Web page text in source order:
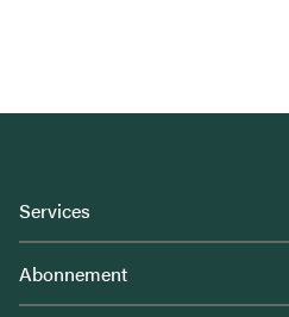
Services
Abonnement